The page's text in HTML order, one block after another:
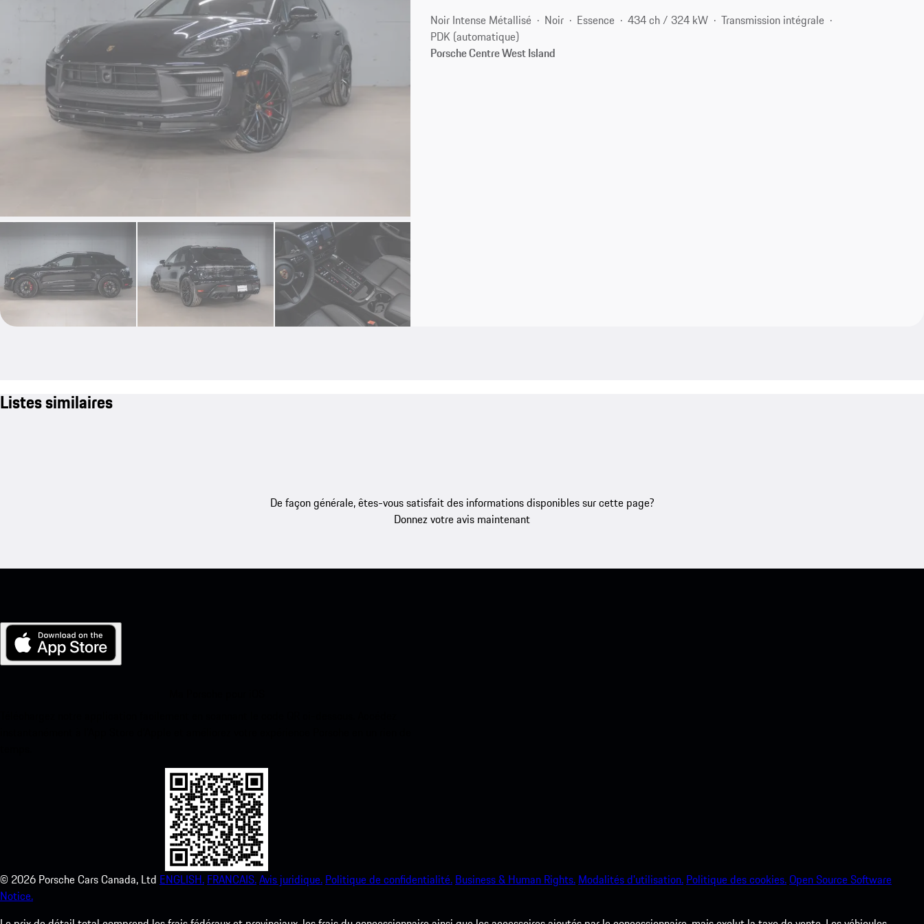
Noir Intense Métallisé Noir Essence 434 ch / 324 kW
Transmission intégrale
PDK (automatique)
Porsche Centre West Island
Listes similaires
De façon générale, êtes-vous satisfait des informations disponibles sur cette page?
Donnez votre avis maintenant
© 2026 Porsche Cars Canada, Ltd ENGLISH. FRANCAIS.Avis juridique. Politique de confidentialité. Business & Human Rights. Modalités d’utilisation. Politique des cookies.Open Source Software
Notice.